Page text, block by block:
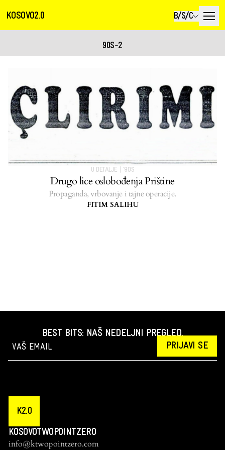
KOSOVO2.0 B/S/C
90S-2
U DETALJE '90S
Drugo lice oslobođenja Prištine
Propaganda, vrbovanje i tajne operacije.
FITIM SALIHU
BEST BITS: NAŠ NEDELJNI PREGLED.
PRIJAVI SE
K2.0
KOSOVOTWOPOINTZERO
info@ktwopointzero.com